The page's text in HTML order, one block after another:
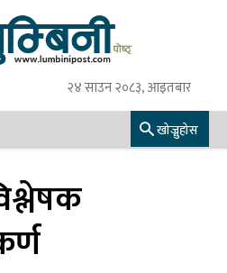
२४ साउन २०८३, आइतबार
खोज्नुहोस